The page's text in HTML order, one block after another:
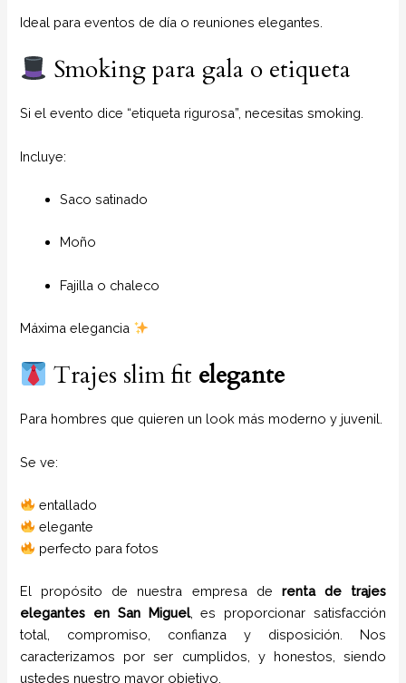
Ideal para eventos de día o reuniones elegantes.
Smoking para gala o etiqueta
Si el evento dice “etiqueta rigurosa”, necesitas smoking.
Incluye:
Saco satinado
Moño
Fajilla o chaleco
Máxima elegancia
Trajes slim fit elegante
Para hombres que quieren un look más moderno y juvenil.
Se ve:
entallado
elegante
perfecto para fotos
El propósito de nuestra empresa de renta de trajes
elegantes en San Miguel, es proporcionar satisfacción
total, compromiso, confianza y disposición. Nos
caracterizamos por ser cumplidos, y honestos, siendo
ustedes nuestro mayor objetivo.